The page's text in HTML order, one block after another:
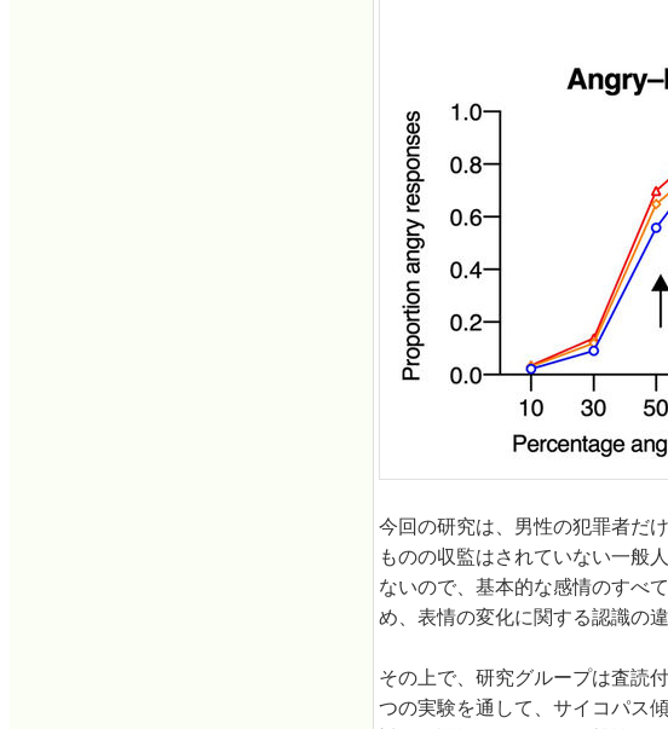
今回の研究は、男性の犯罪者だ
ものの収監はされていない一般
ないので、基本的な感情のすべ
め、表情の変化に関する認識の
その上で、研究グループは査読
つの実験を通して、サイコパス